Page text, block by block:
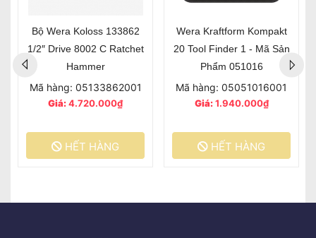
Bộ Wera Koloss 133862
1/2″ Drive 8002 C Ratchet
Hammer
Mã hàng: 05133862001
Giá:4.720.000₫
HẾT HÀNG
Wera Kraftform Kompakt
20 Tool Finder 1 - Mã Sản
Phẩm 051016
Mã hàng: 05051016001
Giá:1.940.000₫
HẾT HÀNG